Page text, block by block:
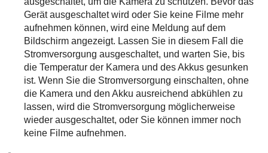
Gerät ausgeschaltet wird oder Sie keine Filme mehr
aufnehmen können, wird eine Meldung auf dem
Bildschirm angezeigt. Lassen Sie in diesem Fall die
Stromversorgung ausgeschaltet, und warten Sie, bis
die Temperatur der Kamera und des Akkus gesunken
ist. Wenn Sie die Stromversorgung einschalten, ohne
die Kamera und den Akku ausreichend abkühlen zu
lassen, wird die Stromversorgung möglicherweise
wieder ausgeschaltet, oder Sie können immer noch
keine Filme aufnehmen.